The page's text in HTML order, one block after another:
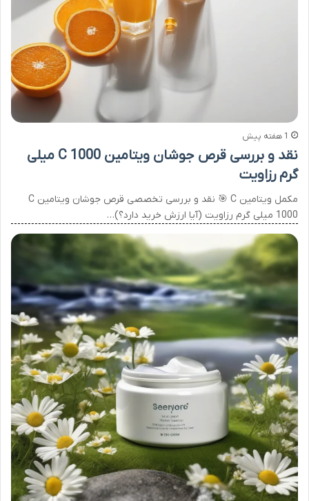
1 هفته پیش
نقد و بررسی قرص جوشان ویتامین C 1000 میلی
گرم رزاویت
مکمل ویتامین C 🎯 نقد و بررسی تخصصی قرص جوشان ویتامین C
1000 میلی گرم رزاویت (آیا ارزش خرید دارد؟)…